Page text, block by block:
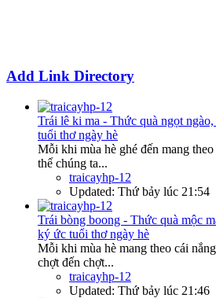
Add Link Directory
Trái lê ki ma - Thức quà ngọt
tuổi thơ ngày hè
Mỗi khi mùa hè ghé đến mang
thể chúng ta...
traicayhp-12
Updated: Thứ bảy lúc 21:54
Trái bòng boong - Thức quà mộc
ký ức tuổi thơ ngày hè
Mỗi khi mùa hè mang theo cái
chợt đến chợt...
traicayhp-12
Updated: Thứ bảy lúc 21:46